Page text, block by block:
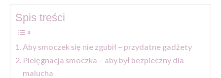
Spis treści
Aby smoczek się nie zgubił – przydatne gadżety
Pielęgnacja smoczka – aby był bezpieczny dla
malucha